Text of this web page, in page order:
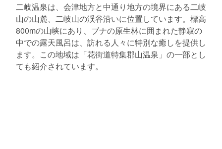
二岐温泉は、会津地方と中通り地方の境界にある二岐
山の山麓、二岐山の渓谷沿いに位置しています。標高
800mの山峡にあり、ブナの原生林に囲まれた静寂の
中での露天風呂は、訪れる人々に特別な癒しを提供し
ます。この地域は「花街道特集郡山温泉」の一部とし
ても紹介されています。